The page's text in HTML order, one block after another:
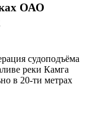
ОАО
судоподъёма
реки Камга
в 20-ти метрах